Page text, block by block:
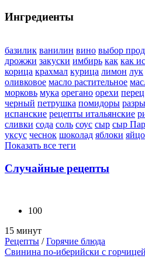
Ингредиенты
базилик ванилин вино выбор
дрожжи закуски имбирь как как
корица крахмал курица лимон лук
оливковое масло растительное
морковь мука орегано орехи перец
черный петрушка помидоры
испанские рецепты итальянские
сливки сода соль соус сыр сыр
уксус чеснок шоколад яблоки яйцо
Показать все теги
Случайные рецепты
100
15 минут
Рецепты /Горячие блюда
Свинина по-иберийски с горчицей